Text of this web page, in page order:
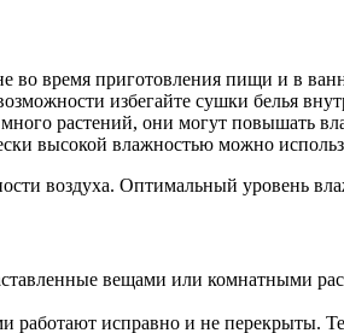
во время приготовления пищи и в
избегайте сушки белья
растений, они могут повышать
высокой влажностью можно
воздуха. Оптимальный уровень
вещами или комнатными
работают исправно и не перекрыты.